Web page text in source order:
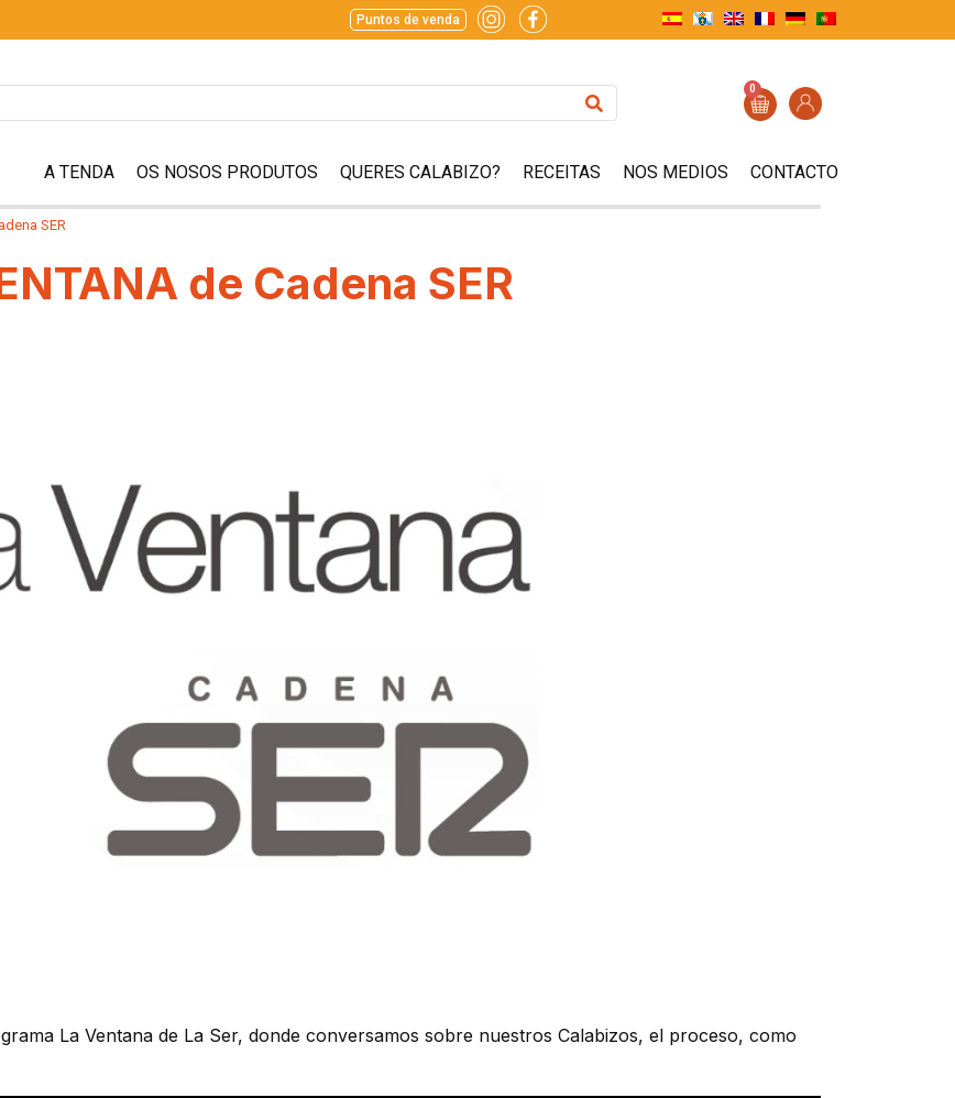
Puntos de venda
0
A TENDA OS NOSOS PRODUTOS QUERES CALABIZO? RECEITAS NOS MEDIOS CONTACTO
SER
de Cadena SER
La Ventana de La Ser, donde conversamos sobre nuestros Calabizos, el proceso, como